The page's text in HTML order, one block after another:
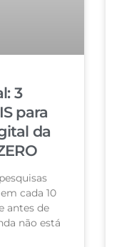
3
para
da
cada 10
antes de
não está